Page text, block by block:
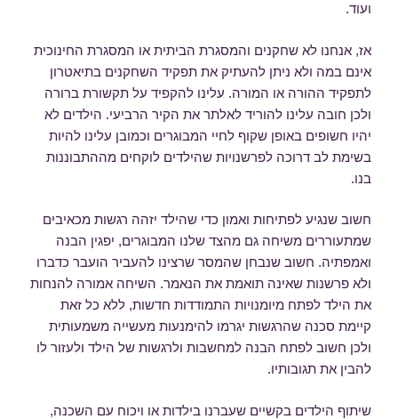
ועוד.
אז, אנחנו לא שחקנים והמסגרת הביתית או המסגרת החינוכית
אינם במה ולא ניתן להעתיק את תפקיד השחקנים בתיאטרון
לתפקיד ההורה או המורה. עלינו להקפיד על תקשורת ברורה
ולכן חובה עלינו להוריד לאלתר את הקיר הרביעי. הילדים לא
יהיו חשופים באופן שקוף לחיי המבוגרים וכמובן עלינו להיות
בשימת לב דרוכה לפרשנויות שהילדים לוקחים מההתבוננות
בנו.
חשוב שנגיע לפתיחות ואמון כדי שהילד יזהה רגשות מכאיבים
שמתעוררים משיחה גם מהצד שלנו המבוגרים, יפגין הבנה
ואמפתיה. חשוב שנבחן שהמסר שרצינו להעביר הועבר כדברו
ולא פרשנות שאינה תואמת את הנאמר. השיחה אמורה להנחות
את הילד לפתח מיומנויות התמודדות חדשות, ללא כל זאת
קיימת סכנה שהרגשות יגרמו להימנעות מעשייה משמעותית
ולכן חשוב לפתח הבנה למחשבות ולרגשות של הילד ולעזור לו
להבין את תגובותיו.
שיתוף הילדים בקשיים שעברנו בילדות או ויכוח עם השכנה,